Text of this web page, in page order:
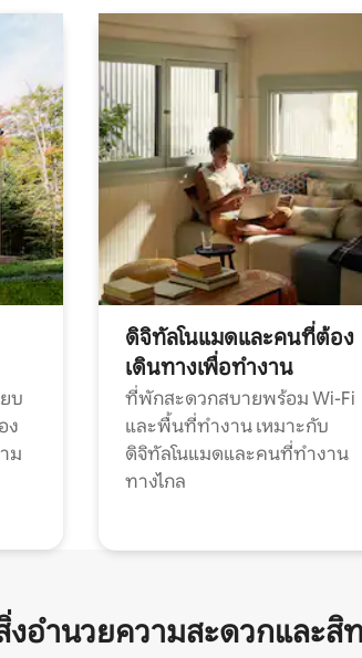
บ
ง
ม
ดิจิทัลโนแมดและคนที่ต้อง
เดินทางเพื่อทำงาน
ที่พักสะดวกสบายพร้อม Wi-Fi
และพื้นที่ทำงาน เหมาะกับ
ดิจิทัลโนแมดและคนที่ทำงาน
ทางไกล
งอำนวยความสะดวกและสิ